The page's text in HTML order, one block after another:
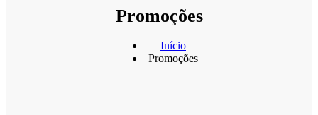
Promoções
Início
Promoções